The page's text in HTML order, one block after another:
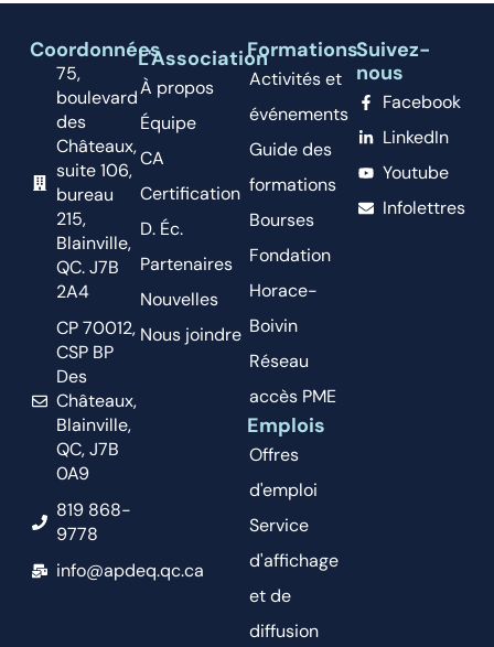
Coordonnées
75,
boulevard
des
Châteaux,
suite 106,
bureau
215,
Blainville,
QC. J7B
2A4
CP 70012,
CSP BP
Des
Châteaux,
Blainville,
QC, J7B
0A9
819 868-
9778
info@apdeq.qc.ca
L'Association
À propos
Équipe
CA
Certification
D. Éc.
Partenaires
Nouvelles
Nous joindre
Formations
Activités et
événements
Guide des
formations
Bourses
Fondation
Horace-
Boivin
Réseau
accès PME
Emplois
Offres
d'emploi
Service
d'affichage
et de
diffusion
Suivez-
nous
Facebook
LinkedIn
Youtube
Infolettres